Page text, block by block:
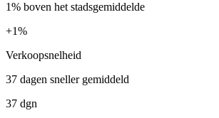
1% boven het stadsgemiddelde
+1%
Verkoopsnelheid
37 dagen sneller gemiddeld
37 dgn